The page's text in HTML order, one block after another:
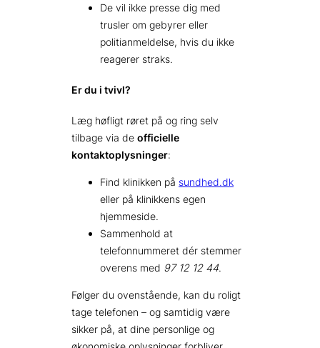
De vil ikke presse dig med
trusler om gebyrer eller
politianmeldelse, hvis du ikke
reagerer straks.
Er du i tvivl?
Læg høfligt røret på og ring selv
tilbage via de officielle
kontaktoplysninger:
Find klinikken på sundhed.dk
eller på klinikkens egen
hjemmeside.
Sammenhold at
telefonnummeret dér stemmer
overens med 97 12 12 44.
Følger du ovenstående, kan du roligt
tage telefonen – og samtidig være
sikker på, at dine personlige og